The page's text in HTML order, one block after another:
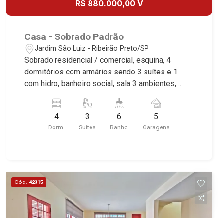
R$ 880.000,00 V
Casa - Sobrado Padrão
Jardim São Luiz - Ribeirão Preto/SP
Sobrado residencial / comercial, esquina, 4
dormitórios com armários sendo 3 suítes e 1
com hidro, banheiro social, sala 3 ambientes,
planejadas, dependência da empregada, sacada,
lazer com churrasqueira e piscina, quintal,
corredor lateral, jardim, cerca elétrica, 5 vagas
Especialistas em Venda e Locação! Avenida
João Fiúsa, 1051 - Alto da Boa Vista | Ribeirão
Preto.
4
Dorm.
3
Suítes
6
Banho
5
Garagens
Cód. 42315